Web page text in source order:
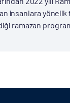
insanlara
ramazan